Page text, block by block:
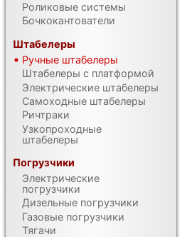
Роликовые системы
Бочкокантователи
Штабелеры
Ручные штабелеры
Штабелеры с платформой
Электрические штабелеры
Самоходные штабелеры
Ричтраки
Узкопроходные
штабелеры
Погрузчики
Электрические
погрузчики
Дизельные погрузчики
Газовые погрузчики
Тягачи